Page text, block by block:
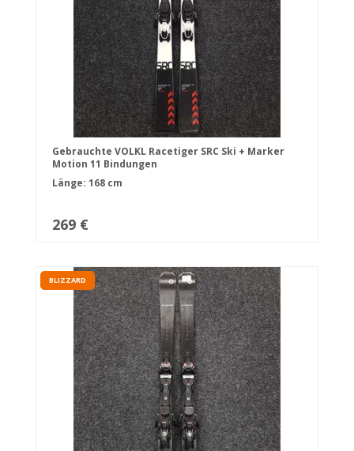
Gebrauchte VOLKL Racetiger SRC Ski + Marker
Motion 11 Bindungen
Länge: 168 cm
269 €
BLIZZARD